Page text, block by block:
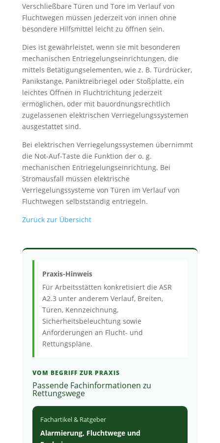
Verschließbare Türen und Tore im Verlauf von
Fluchtwegen müssen jederzeit von innen ohne
besondere Hilfsmittel leicht zu öffnen sein.
Dies ist gewährleistet, wenn sie mit besonderen
mechanischen Entriegelungseinrichtungen, die
mittels Betätigungselementen, wie z. B. Türdrücker,
Panikstange, Paniktreibriegel oder Stoßplatte, ein
leichtes Öffnen in Fluchtrichtung jederzeit
ermöglichen, oder mit bauordnungsrechtlich
zugelassenen elektrischen Verriegelungssystemen
ausgestattet sind.
Bei elektrischen Verriegelungssystemen übernimmt
die Not-Auf-Taste die Funktion der o. g.
mechanischen Entriegelungseinrichtung. Bei
Stromausfall müssen elektrische
Verriegelungssysteme von Türen im Verlauf von
Fluchtwegen selbstständig entriegeln.
Zurück zur Übersicht
Praxis-Hinweis
Für Arbeitsstätten konkretisiert die ASR
A2.3 unter anderem Verlauf, Breiten,
Türen, Kennzeichnung,
Sicherheitsbeleuchtung sowie
Anforderungen an Flucht- und
Rettungspläne.
VOM BEGRIFF ZUR PRAXIS
Passende Fachinformationen zu
Rettungswege
Fachartikel & Ratgeber
Alarmierung, Fluchtwege und